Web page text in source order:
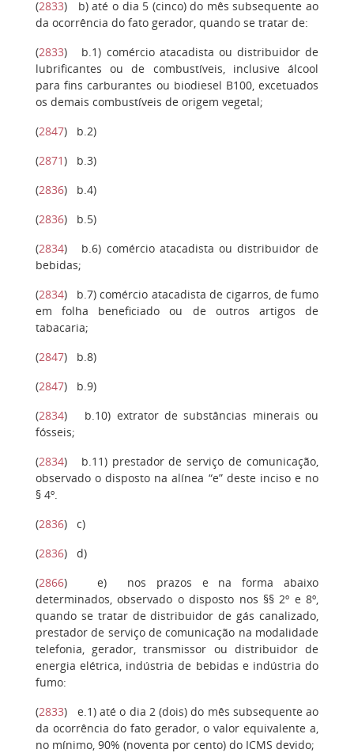
(2833) b) até o dia 5 (cinco) do mês subsequente ao
da ocorrência do fato gerador, quando se tratar de:
(2833) b.1) comércio atacadista ou distribuidor de
lubrificantes ou de combustíveis, inclusive álcool
para fins carburantes ou biodiesel B100, excetuados
os demais combustíveis de origem vegetal;
(2847) b.2)
(2871) b.3)
(2836) b.4)
(2836) b.5)
(2834) b.6) comércio atacadista ou distribuidor de
bebidas;
(2834) b.7) comércio atacadista de cigarros, de fumo
em folha beneficiado ou de outros artigos de
tabacaria;
(2847) b.8)
(2847) b.9)
(2834) b.10) extrator de substâncias minerais ou
fósseis;
(2834) b.11)prestador de serviço de comunicação,
observado o disposto na alínea “e” deste inciso e no
§ 4º.
(2836) c)
(2836) d)
(2866)e) nos prazos e na forma abaixo
determinados, observado o disposto nos §§ 2º e 8º,
quando se tratar de distribuidor de gás canalizado,
prestador de serviço de comunicação na modalidade
telefonia, gerador, transmissor ou distribuidor de
energia elétrica, indústria de bebidas e indústria do
fumo:
(2833) e.1)até o dia 2 (dois) do mês subsequente ao
da ocorrência do fato gerador, o valor equivalente a,
no mínimo, 90% (noventa por cento) do ICMS devido;